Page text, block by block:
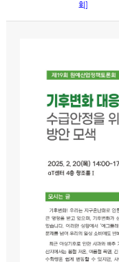
회]